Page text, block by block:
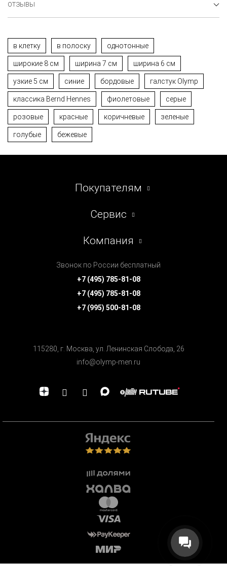
ОТЗЫВЫ
в клетку в полоску однотонные
широкие 8 см ширина 7 см ширина 6 см
узкие 5 см синие бордовые галстук Olymp
классика Bernd Hennes фиолетовые серые
розовые красные коричневые зеленые
голубые бежевые
Покупателям
Сервис
Компания
Звонок по России бесплатный
+7 (495) 785-81-08
+7 (495) 785-81-08
+7 (995) 500-81-08
115280, г. Москва, ул. Ленинская Cлобода, 26
info@olymp-men.ru